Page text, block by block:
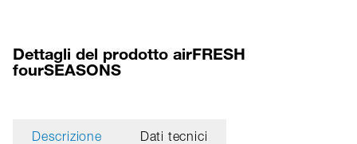
Dettagli del prodotto airFRESH
fourSEASONS
Descrizione Dati tecnici